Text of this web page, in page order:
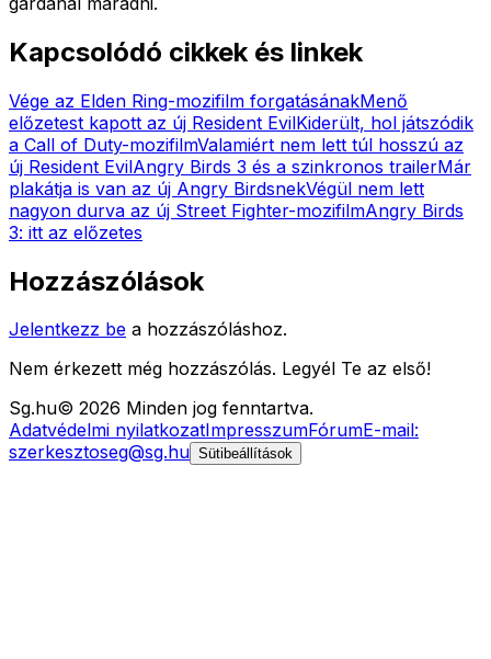
Kapcsolódó cikkek és linkek
Vége az Elden Ring-mozifilm forgatásánakMenő
előzetest kapott az új Resident EvilKiderült, hol játszódik
a Call of Duty-mozifilmValamiért nem lett túl hosszú az
új Resident EvilAngry Birds 3 és a szinkronos trailerMár
plakátja is van az új Angry BirdsnekVégül nem lett
nagyon durva az új Street Fighter-mozifilmAngry Birds
3: itt az előzetes
Hozzászólások
Jelentkezz be a hozzászóláshoz.
Nem érkezett még hozzászólás. Legyél Te az első!
Sg.hu© 2026 Minden jog fenntartva.
Adatvédelmi nyilatkozatImpresszumFórumE-mail:
szerkesztoseg@sg.hu Sütibeállítások